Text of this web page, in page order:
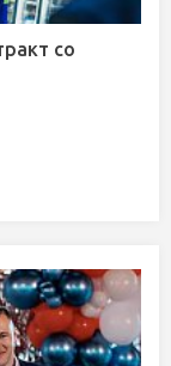
со